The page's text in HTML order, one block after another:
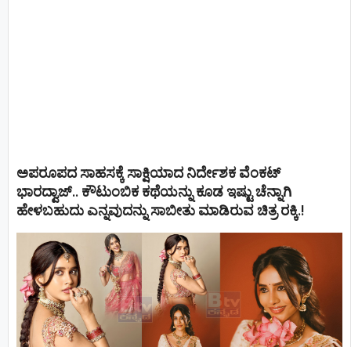
ಅಪರೂಪದ ಸಾಹಸಕ್ಕೆ ಸಾಕ್ಷಿಯಾದ ನಿರ್ದೇಶಕ ವೆಂಕಟ್
ಭಾರದ್ವಾಜ್.. ಕೌಟುಂಬಿಕ ಕಥೆಯನ್ನು ಕೂಡ ಇಷ್ಟು ಚೆನ್ನಾಗಿ
ಹೇಳಬಹುದು ಎನ್ನವುದನ್ನು ಸಾಬೀತು ಮಾಡಿರುವ ಚಿತ್ರ ರಕ್ಕಿ.!